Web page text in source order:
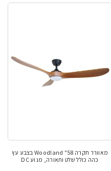
מאוורר תקרה 58" Woodland בצבע עץ
כהה כולל שלט ותאורה, מנוע DC